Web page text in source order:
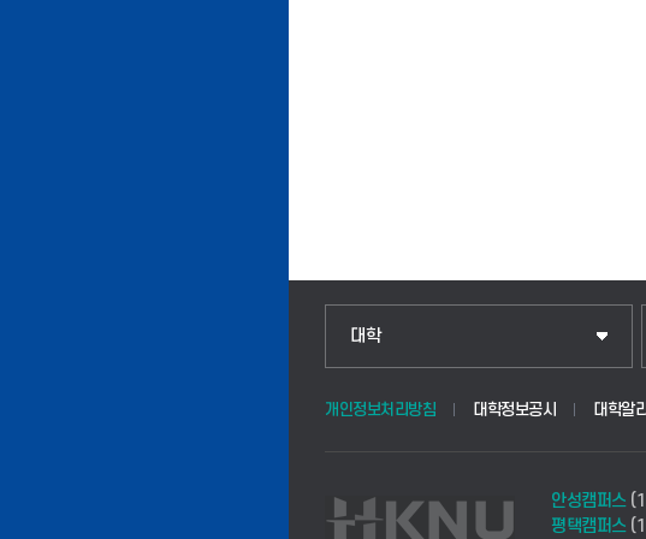
대학
인문융합공공인재학부
법경영학부
식물자원조경학부
개인정보처리방침 대학정보공시 대학알
안성캠퍼스
평택캠퍼스